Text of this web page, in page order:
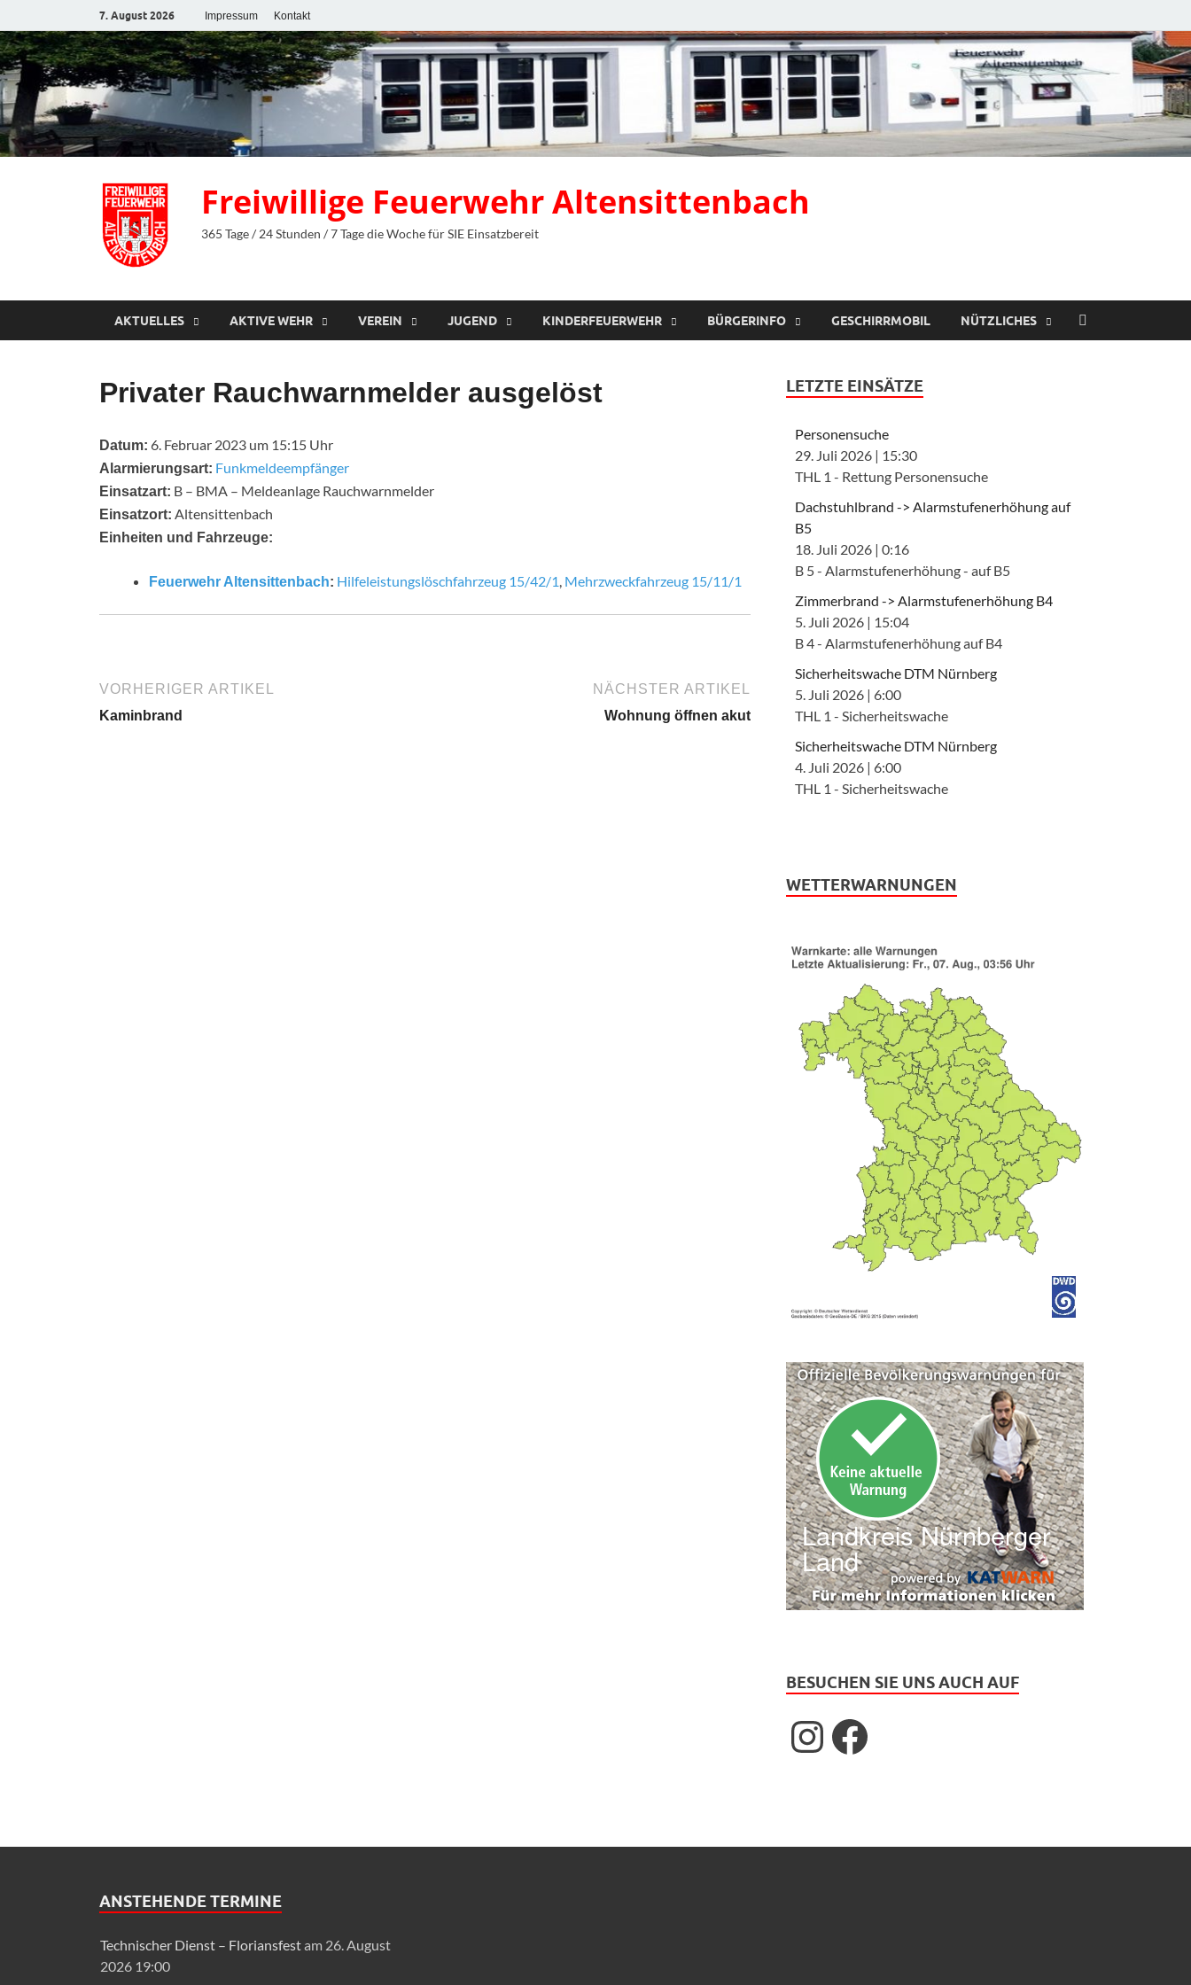
7. August 2026 Impressum Kontakt
Freiwillige Feuerwehr Altensittenbach
365 Tage / 24 Stunden / 7 Tage die Woche für SIE Einsatzbereit
AKTUELLES AKTIVE WEHR VEREIN JUGEND KINDERFEUERWEHR BÜRGERINFO GESCHIRRMOBIL NÜTZLICHES
Privater Rauchwarnmelder ausgelöst
Datum: 6. Februar 2023 um 15:15 Uhr
Alarmierungsart: Funkmeldeempfänger
Einsatzart: B – BMA – Meldeanlage Rauchwarnmelder
Einsatzort: Altensittenbach
Einheiten und Fahrzeuge:
Feuerwehr Altensittenbach: Hilfeleistungslöschfahrzeug 15/42/1, Mehrzweckfahrzeug 15/11/1
VORHERIGER ARTIKEL
Kaminbrand
NÄCHSTER ARTIKEL
Wohnung öffnen akut
LETZTE EINSÄTZE
Personensuche
29. Juli 2026 | 15:30
THL 1 - Rettung Personensuche
Dachstuhlbrand -> Alarmstufenerhöhung auf
B5
18. Juli 2026 |0:16
B 5 - Alarmstufenerhöhung - auf B5
Zimmerbrand -> Alarmstufenerhöhung B4
5. Juli 2026 | 15:04
B 4 - Alarmstufenerhöhung auf B4
Sicherheitswache DTM Nürnberg
5. Juli 2026 | 6:00
THL 1 - Sicherheitswache
Sicherheitswache DTM Nürnberg
4. Juli 2026 | 6:00
THL 1 - Sicherheitswache
WETTERWARNUNGEN
BESUCHEN SIE UNS AUCH AUF
ANSTEHENDE TERMINE
Technischer Dienst – Floriansfestam 26. August
2026 19:00